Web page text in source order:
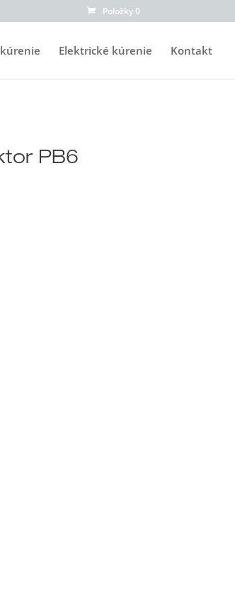
Položky 0
Elektrické kúrenie Kontakt
PB6